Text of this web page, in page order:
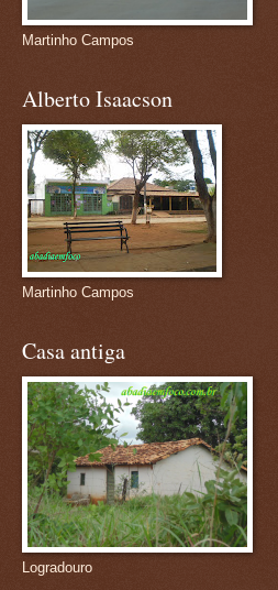
Martinho Campos
Alberto Isaacson
Martinho Campos
Casa antiga
Logradouro